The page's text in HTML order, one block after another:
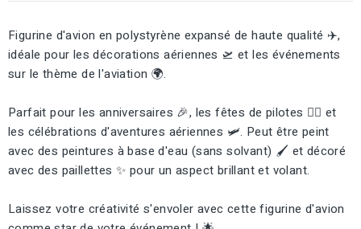
Figurine d'avion en polystyrène expansé de haute qualité ✈️,
idéale pour les décorations aériennes 🛫 et les événements
sur le thème de l'aviation 🌍.
Parfait pour les anniversaires 🎉, les fêtes de pilotes 👨‍✈️ et
les célébrations d'aventures aériennes 🛩️. Peut être peint
avec des peintures à base d'eau (sans solvant) 🖌️ et décoré
avec des paillettes ✨ pour un aspect brillant et volant.
Laissez votre créativité s'envoler avec cette figurine d'avion